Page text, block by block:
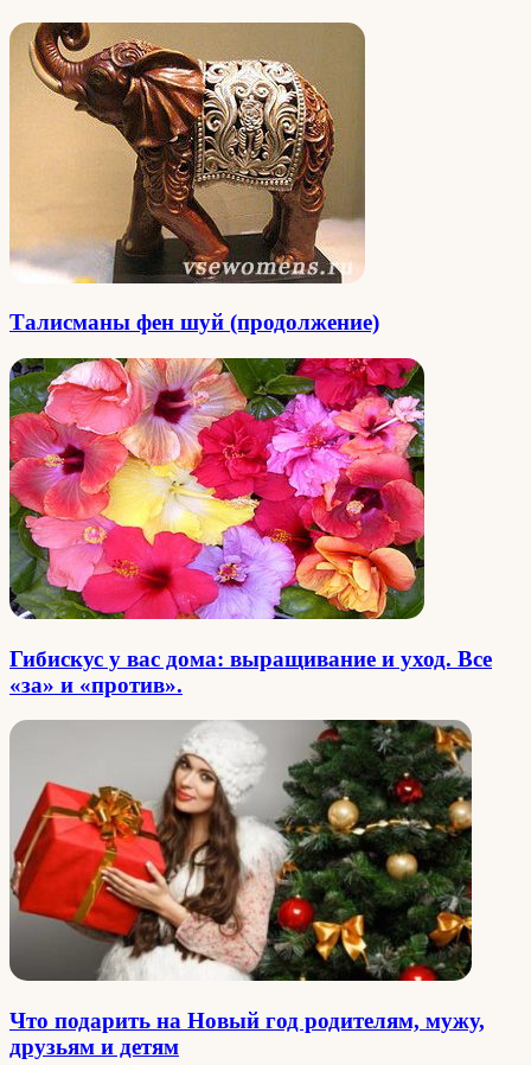
Талисманы фен шуй (продолжение)
Гибискус у вас дома: выращивание и уход. Все
«за» и «против».
Что подарить на Новый год родителям, мужу,
друзьям и детям